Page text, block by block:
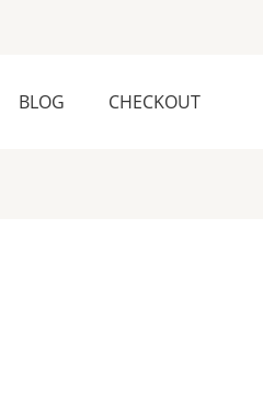
BLOG CHECKOUT